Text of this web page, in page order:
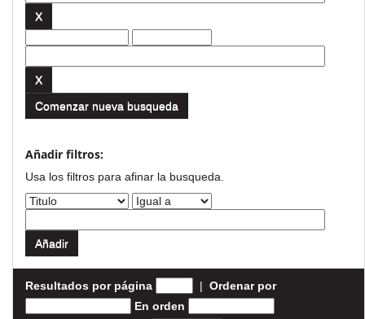
Comenzar nueva busqueda
Añadir filtros:
Usa los filtros para afinar la busqueda.
Resultados por página | Ordenar por
En orden